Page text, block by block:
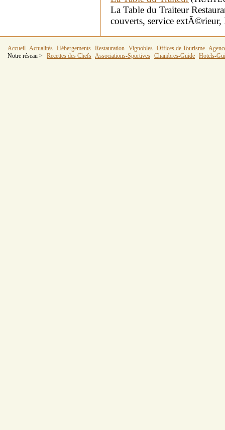
La Table du Traiteur
couverts, service extÃ©rieur,
Accueil Actualités Hébergements Restauration Vignobles Offices de Tourisme
Notre réseau >
Recettes des Chefs Associations-Sportives Chambres-Guide Hotels-